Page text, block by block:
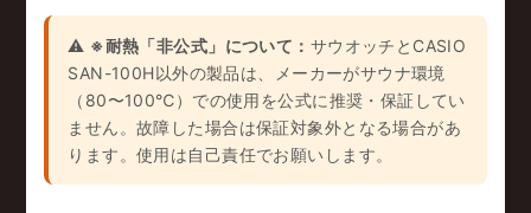
⚠️ ※耐熱「非公式」について： サウオッチとCASIO
SAN-100H以外の製品は、メーカーがサウナ環境
（80〜100℃）での使用を公式に推奨・保証してい
ません。故障した場合は保証対象外となる場合があ
ります。使用は自己責任でお願いします。